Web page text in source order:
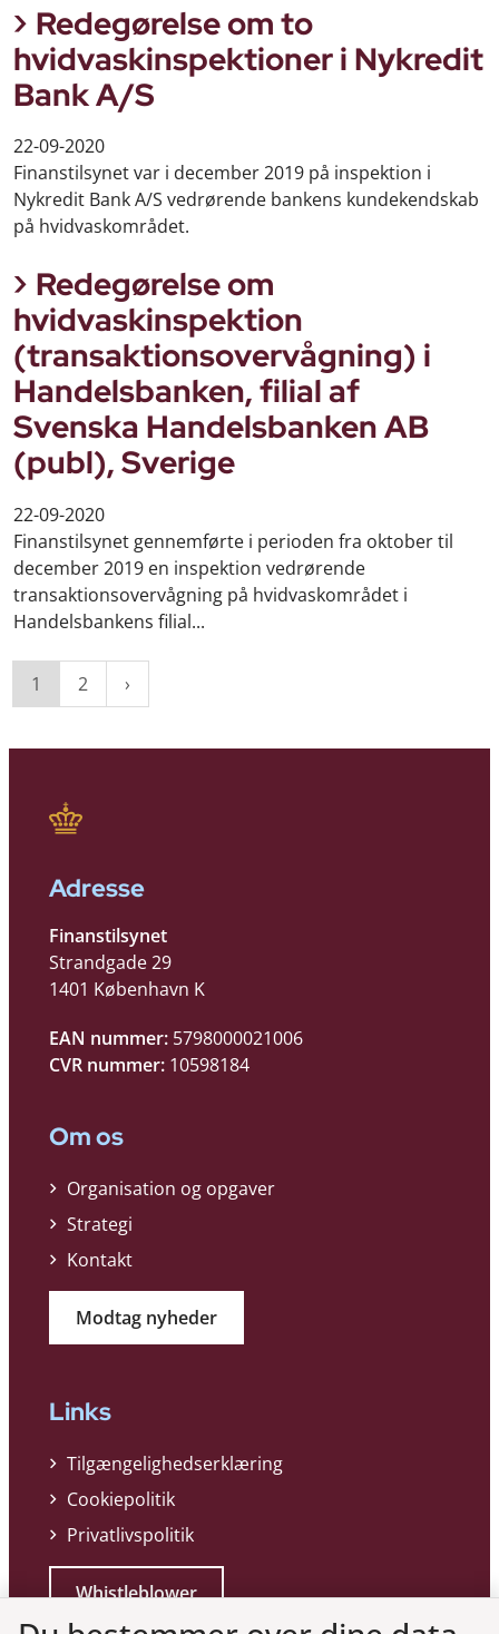
Redegørelse om to
hvidvaskinspektioner i Nykredit
Bank A/S
22-09-2020
Finanstilsynet var i december 2019 på inspektion i
Nykredit Bank A/S vedrørende bankens kundekendskab
på hvidvaskområdet.
Redegørelse om
hvidvaskinspektion
(transaktionsovervågning) i
Handelsbanken, filial af
Svenska Handelsbanken AB
(publ), Sverige
22-09-2020
Finanstilsynet gennemførte i perioden fra oktober til
december 2019 en inspektion vedrørende
transaktionsovervågning på hvidvaskområdet i
Handelsbankens filial...
1 2
Adresse
Finanstilsynet
Strandgade 29
1401 København K
EAN nummer: 5798000021006
CVR nummer: 10598184
Om os
Organisation og opgaver
Strategi
Kontakt
Modtag nyheder
Links
Tilgængelighedserklæring
Cookiepolitik
Privatlivspolitik
Whistleblower